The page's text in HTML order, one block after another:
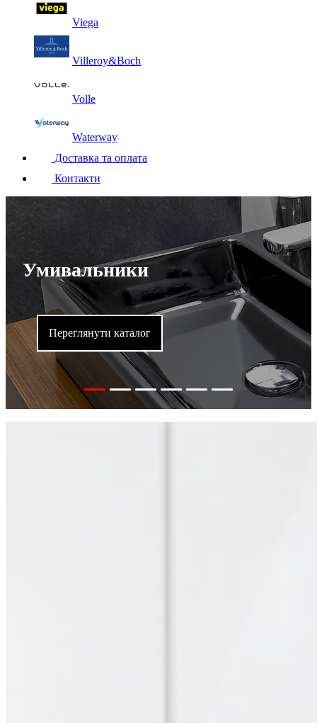
Viega
Villeroy&Boch
Volle
Waterway
Доставка та оплата
Контакти
Умивальники
Переглянути каталог